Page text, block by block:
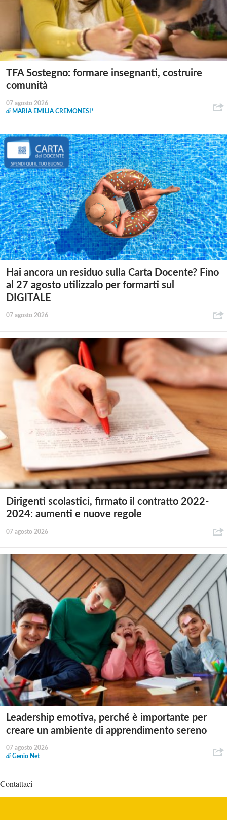
TFA Sostegno: formare insegnanti, costruire
comunità
07 agosto 2026
di MARIA EMILIA CREMONESI*
Hai ancora un residuo sulla Carta Docente? Fino
al 27 agosto utilizzalo per formarti sul
DIGITALE
07 agosto 2026
Dirigenti scolastici, firmato il contratto 2022-
2024: aumenti e nuove regole
07 agosto 2026
Leadership emotiva, perché è importante per
creare un ambiente di apprendimento sereno
07 agosto 2026
di Genio Net
Contattaci